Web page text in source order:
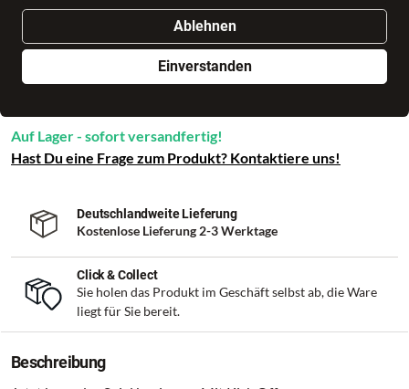
Ablehnen
Einverstanden
Nur noch weniger als 3 Artikel im Geschäft vorhanden.
In den Warenkorb
Auf Lager - sofort versandfertig!
Hast Du eine Frage zum Produkt? Kontaktiere uns!
Deutschlandweite Lieferung
Kostenlose Lieferung 2-3 Werktage
Click & Collect
Sie holen das Produkt im Geschäft selbst ab, die Ware
liegt für Sie bereit.
Beschreibung